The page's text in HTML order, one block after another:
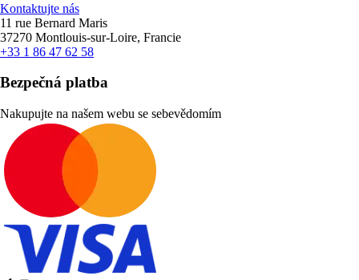
Kontaktujte nás
11 rue Bernard Maris
37270 Montlouis-sur-Loire, Francie
+33 1 86 47 62 58
Bezpečná platba
Nakupujte na našem webu se sebevědomím